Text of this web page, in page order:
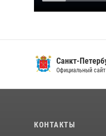
Санкт-
Официальный сайт
КОНТАКТЫ